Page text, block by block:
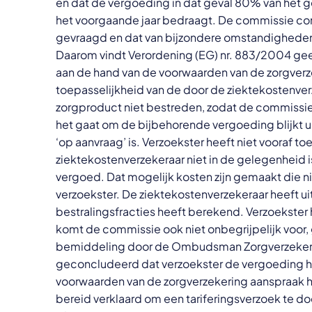
het voorgaande jaar bedraagt. De commissie
gevraagd en dat van bijzondere
Daarom vindt Verordening (EG) nr. 883/2004
aan de hand van de voorwaarden van de
toepasselijkheid van de door de
zorgproduct niet bestreden, zodat de
het gaat om de bijbehorende vergoeding blijkt
‘op aanvraag’ is. Verzoekster heeft niet vooraf
ziektekostenverzekeraar niet in de
vergoed. Dat mogelijk kosten zijn gemaakt die
verzoekster. De ziektekostenverzekeraar heeft
bestralingsfracties heeft berekend.
komt de commissie ook niet onbegrijpelijk
bemiddeling door de Ombudsman
geconcludeerd dat verzoekster de vergoeding
voorwaarden van de zorgverzekering
bereid verklaard om een tariferingsverzoek te